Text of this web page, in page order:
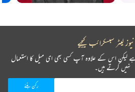
لیٹر سبسکرائب کیجیے
لیکن اس کے علاوہ آپ کسی بھی ای میل کا استعمال
نہیں کرتے ہیں۔